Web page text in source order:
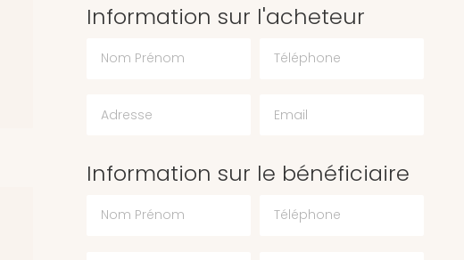
Information sur l'acheteur
Information sur le bénéficiaire